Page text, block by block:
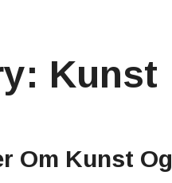
Kunst
Om Kunst